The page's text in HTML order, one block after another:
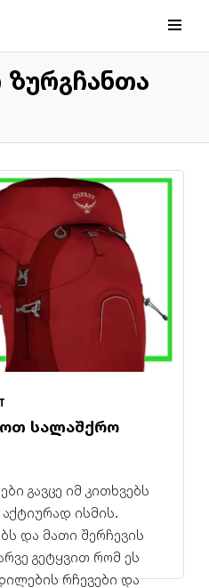
სალაშქრო
გავცე იმ კითხვებს
აქტიურად ისმის.
და მათი შერჩევის
გეტყვით რომ ეს
რჩევები და